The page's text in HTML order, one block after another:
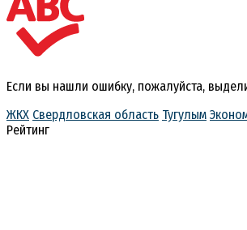
Если вы нашли ошибку, пожалуйста,
ЖКХ Свердловская область Тугулым
Рейтинг